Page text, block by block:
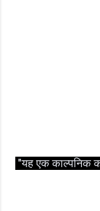
"यह एक काल्पनिक